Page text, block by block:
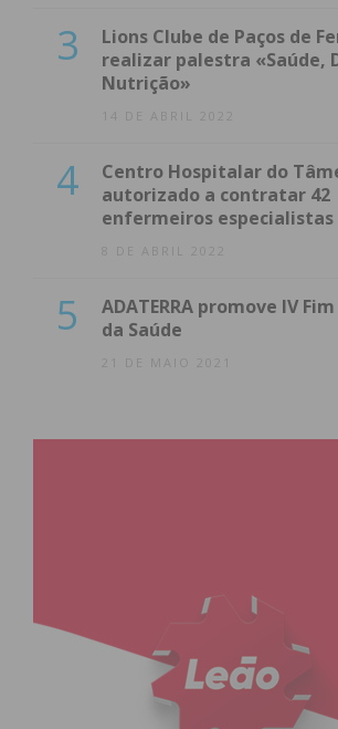
3
Lions Clube de Paços de
realizar palestra «Saúde,
Nutrição»
14 DE ABRIL 2022
4
Centro Hospitalar do
autorizado a contratar 42
enfermeiros especialistas
8 DE ABRIL 2022
5
ADATERRA promove IV
da Saúde
21 DE MAIO 2021